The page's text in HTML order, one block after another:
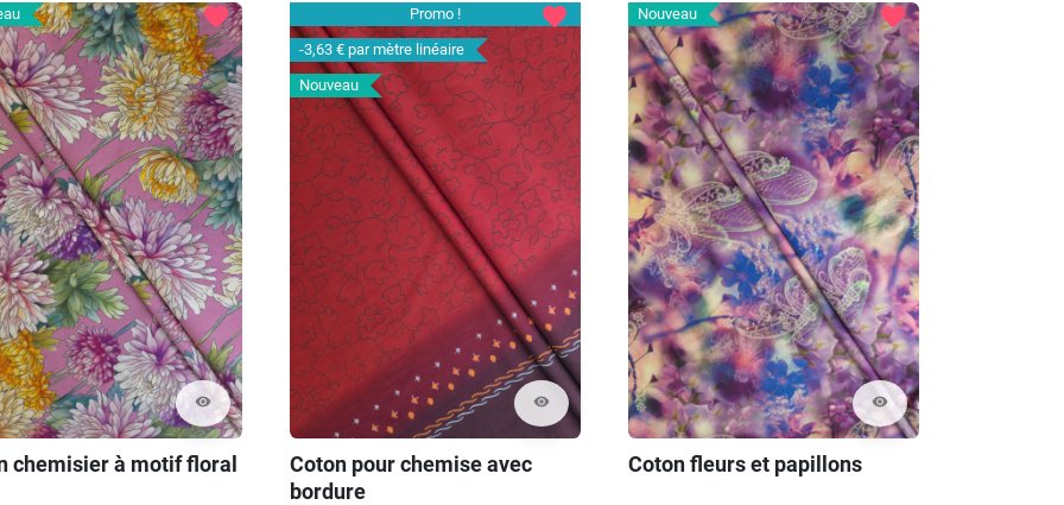
visibility
favorite
chemisier à motif floral
Promo !
-3,63 € par mètre linéaire
Nouveau
visibility
favorite
Coton pour chemise avec
bordure
Nouveau
visibility
favorite
Coton fleurs et papillons